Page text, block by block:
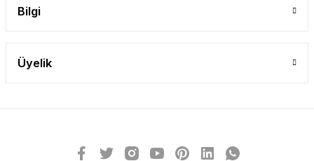
Bilgi
Üyelik